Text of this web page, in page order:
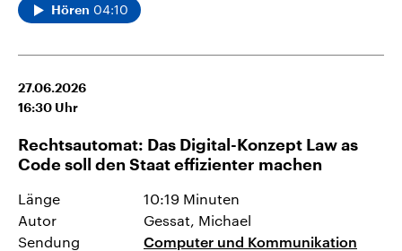
Hören 04:10
27.06.2026
16:30 Uhr
Rechtsautomat: Das Digital-Konzept Law as
Code soll den Staat effizienter machen
Länge
10:19 Minuten
Autor
Gessat, Michael
Sendung
Computer und Kommunikation